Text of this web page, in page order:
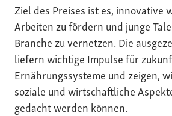
Ziel des Preises ist es, innovative
Arbeiten zu fördern und junge
Branche zu vernetzen. Die
liefern wichtige Impulse für
Ernährungssysteme und zeigen,
soziale und wirtschaftliche
gedacht werden können.